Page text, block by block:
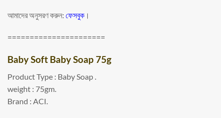
আমাদের অনুসরণ করুন: ফেসবুক ।
======================
Baby Soft Baby Soap 75g
Product Type : Baby Soap .
weight : 75gm.
Brand : ACI.